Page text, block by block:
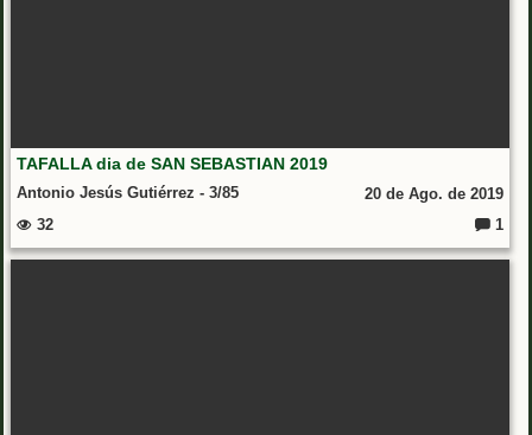
TAFALLA dia de SAN SEBASTIAN 2019
Antonio Jesús Gutiérrez - 3/85
20 de Ago. de 2019
32
1